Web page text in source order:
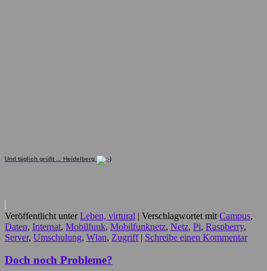
Und täglich grüßt ... Heidelberg
Veröffentlicht unter Leben, virtural | Verschlagwortet mit Campus,
Daten, Internat, Mobilfunk, Mobilfunknetz, Netz, Pi, Raspberry,
Server, Umschulung, Wlan, Zugriff | Schreibe einen Kommentar
Doch noch Probleme?